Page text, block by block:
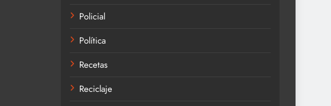
Policial
Política
Recetas
Reciclaje